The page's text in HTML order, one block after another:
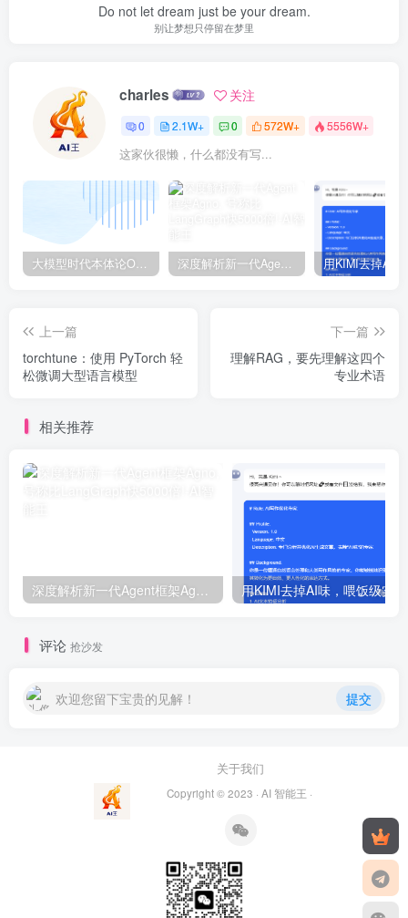
Do not let dream just be your dream.
别让梦想只停留在梦里
charles 关注
0 2.1W+ 0 572W+ 5556W+
这家伙很懒，什么都没有写...
大模型时代本体论Ontology驱动的AI知识引擎助力企业智能决策系统的未来进化-一篇献给企业董事会和CIO的深度思考(第一篇) 深度解析新一代Agent框架Agno, 号称比LangGraph快5000倍!
上一篇
torchtune：使用 PyTorch 轻
松微调大型语言模型
下一篇
理解RAG，要先理解这四个
专业术语
相关推荐
深度解析新一代Agent框架Agno, 号称比LangGraph快5000倍!
评论 抢沙发
欢迎您留下宝贵的见解！ 提交
关于我们
Copyright © 2023 · AI 智能王 ·